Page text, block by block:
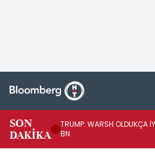
SON
DAKİKA
TRUMP: WARSH OLDUKÇA
BN